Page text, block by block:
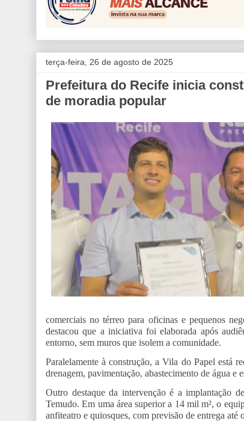
terça-feira, 26 de agosto de 2025
Prefeitura do Recife inicia
de moradia popular
comerciais no térreo para oficinas e pequenos
destacou que a iniciativa foi elaborada após
entorno, sem muros que isolem a comunidade.
Paralelamente à construção, a Vila do Papel está
drenagem, pavimentação, abastecimento de água
Outro destaque da intervenção é a implantação
Temudo. Em uma área superior a 14 mil m², o
anfiteatro e quiosques, com previsão de entrega até